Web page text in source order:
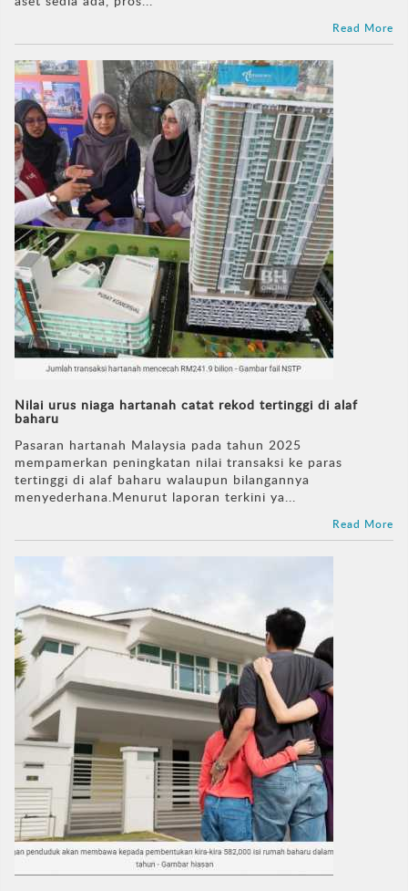
Read More
Nilai urus niaga hartanah catat rekod tertinggi di alaf
baharu
Pasaran hartanah Malaysia pada tahun 2025
mempamerkan peningkatan nilai transaksi ke paras
tertinggi di alaf baharu walaupun bilangannya
menyederhana.Menurut laporan terkini ya...
Read More